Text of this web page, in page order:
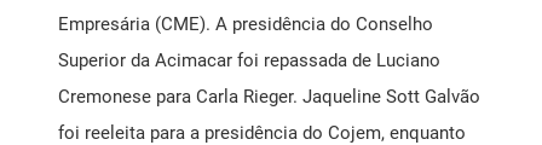
Empresária (CME). A presidência do Conselho
Superior da Acimacar foi repassada de Luciano
Cremonese para Carla Rieger. Jaqueline Sott Galvão
foi reeleita para a presidência do Cojem, enquanto